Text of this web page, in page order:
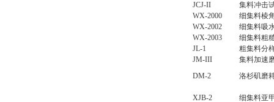
JCJ-II
集料冲击
WX-2000
细集料棱
WX-2002
细集料吸
WX-2003
细集料粗
JL-1
粗集料分
JM-III
集料加速
DM-2
洛杉矶磨
XJB-2
细集料亚